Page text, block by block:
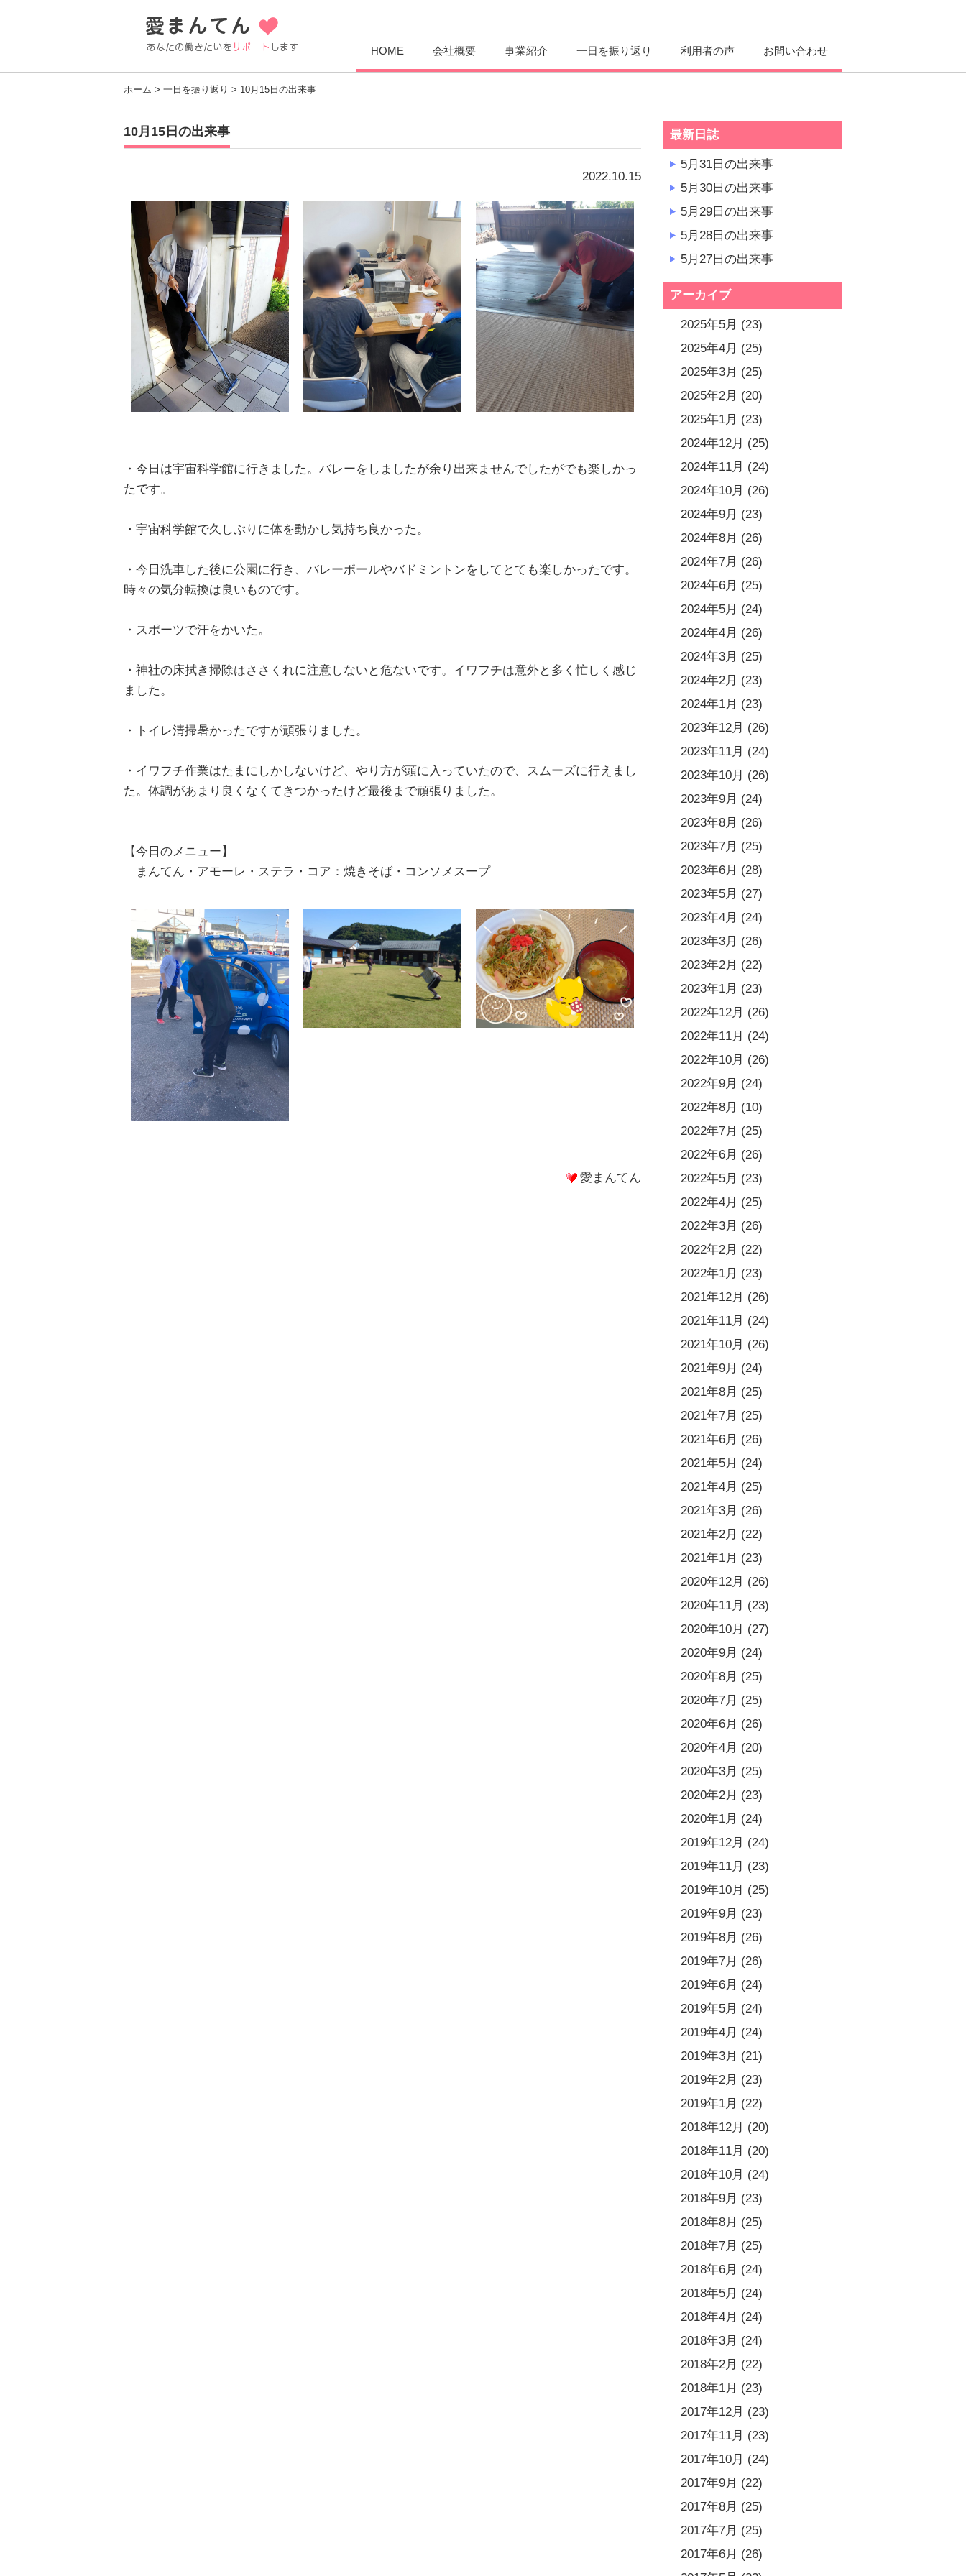
HOME 会社概要 事業紹介 一日を振り返り 利用者の声 お問い合わせ
ホーム > 一日を振り返り > 10月15日の出来事
10月15日の出来事
2022.10.15
・今日は宇宙科学館に行きました。バレーをしましたが余り出来ませんでしたがでも楽しかっ
たです。
・宇宙科学館で久しぶりに体を動かし気持ち良かった。
・今日洗車した後に公園に行き、バレーボールやバドミントンをしてとても楽しかったです。
時々の気分転換は良いものです。
・スポーツで汗をかいた。
・神社の床拭き掃除はささくれに注意しないと危ないです。イワフチは意外と多く忙しく感じ
ました。
・トイレ清掃暑かったですが頑張りました。
・イワフチ作業はたまにしかしないけど、やり方が頭に入っていたので、スムーズに行えまし
た。体調があまり良くなくてきつかったけど最後まで頑張りました。
【今日のメニュー】
まんてん・アモーレ・ステラ・コア：焼きそば・コンソメスープ
愛まんてん
最新日誌
5月31日の出来事
5月30日の出来事
5月29日の出来事
5月28日の出来事
5月27日の出来事
アーカイブ
2025年5月 (23)
2025年4月 (25)
2025年3月 (25)
2025年2月 (20)
2025年1月 (23)
2024年12月 (25)
2024年11月 (24)
2024年10月 (26)
2024年9月 (23)
2024年8月 (26)
2024年7月 (26)
2024年6月 (25)
2024年5月 (24)
2024年4月 (26)
2024年3月 (25)
2024年2月 (23)
2024年1月 (23)
2023年12月 (26)
2023年11月 (24)
2023年10月 (26)
2023年9月 (24)
2023年8月 (26)
2023年7月 (25)
2023年6月 (28)
2023年5月 (27)
2023年4月 (24)
2023年3月 (26)
2023年2月 (22)
2023年1月 (23)
2022年12月 (26)
2022年11月 (24)
2022年10月 (26)
2022年9月 (24)
2022年8月 (10)
2022年7月 (25)
2022年6月 (26)
2022年5月 (23)
2022年4月 (25)
2022年3月 (26)
2022年2月 (22)
2022年1月 (23)
2021年12月 (26)
2021年11月 (24)
2021年10月 (26)
2021年9月 (24)
2021年8月 (25)
2021年7月 (25)
2021年6月 (26)
2021年5月 (24)
2021年4月 (25)
2021年3月 (26)
2021年2月 (22)
2021年1月 (23)
2020年12月 (26)
2020年11月 (23)
2020年10月 (27)
2020年9月 (24)
2020年8月 (25)
2020年7月 (25)
2020年6月 (26)
2020年4月 (20)
2020年3月 (25)
2020年2月 (23)
2020年1月 (24)
2019年12月 (24)
2019年11月 (23)
2019年10月 (25)
2019年9月 (23)
2019年8月 (26)
2019年7月 (26)
2019年6月 (24)
2019年5月 (24)
2019年4月 (24)
2019年3月 (21)
2019年2月 (23)
2019年1月 (22)
2018年12月 (20)
2018年11月 (20)
2018年10月 (24)
2018年9月 (23)
2018年8月 (25)
2018年7月 (25)
2018年6月 (24)
2018年5月 (24)
2018年4月 (24)
2018年3月 (24)
2018年2月 (22)
2018年1月 (23)
2017年12月 (23)
2017年11月 (23)
2017年10月 (24)
2017年9月 (22)
2017年8月 (25)
2017年7月 (25)
2017年6月 (26)